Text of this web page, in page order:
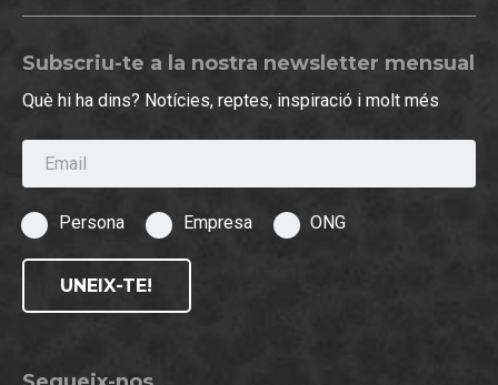
Subscriu-te a la nostra newsletter mensual
Què hi ha dins? Notícies, reptes, inspiració i molt més
Email
Persona Empresa ONG
UNEIX-TE!